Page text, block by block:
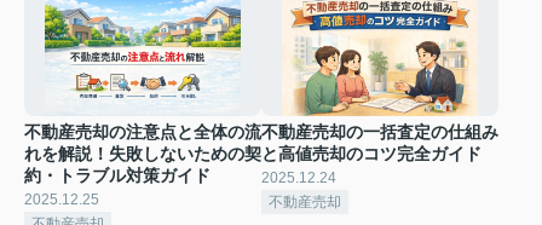
不動産売却の注意点と全体の流
れを解説！失敗しないための契
約・トラブル対策ガイド
2025.12.25
不動産売却の一括査定の仕組み
と高値売却のコツ完全ガイド
2025.12.24
不動産売却